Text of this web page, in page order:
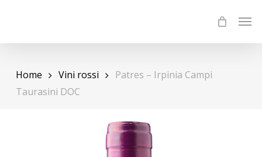
content
Home Vini rossi
Patres – Irpinia Campi
Taurasini DOC